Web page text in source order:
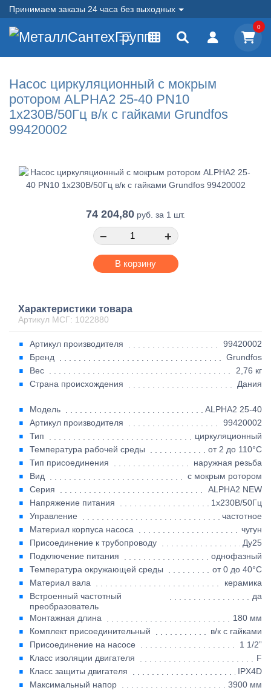
Принимаем заказы 24 часа без выходных
0
Насос циркуляционный с мокрым
ротором ALPHA2 25-40 PN10
1х230В/50Гц в/к с гайками Grundfos
99420002
74 204,80 руб. за 1 шт.
− +
В корзину
Характеристики товара
Артикул МСГ: 1022880
Артикул производителя
99420002
Бренд
Grundfos
Вес
2,76 кг
Страна происхождения
Дания
Модель
ALPHA2 25-40
Артикул производителя
99420002
Тип
циркуляционный
Температура рабочей среды
от 2 до 110°C
Тип присоединения
наружная резьба
Вид
с мокрым ротором
Серия
ALPHA2 NEW
Напряжение питания
1х230В/50Гц
Управление
частотное
Материал корпуса насоса
чугун
Присоединение к трубопроводу
Ду25
Подключение питания
однофазный
Температура окружающей среды
от 0 до 40°C
Материал вала
керамика
Встроенный частотный
преобразователь
да
Монтажная длина
180 мм
Комплект присоединительный
в/к с гайками
Присоединение на насосе
1 1/2”
Класс изоляции двигателя
F
Класс защиты двигателя
IPX4D
Максимальный напор
3900 мм